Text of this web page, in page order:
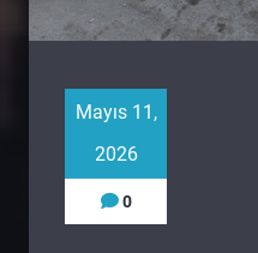
Mayıs 11,
2026
0